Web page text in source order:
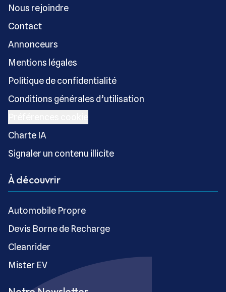
Nous rejoindre
Contact
Annonceurs
Mentions légales
Politique de confidentialité
Conditions générales d’utilisation
Charte IA
Signaler un contenu illicite
À découvrir
Automobile Propre
Devis Borne de Recharge
Cleanrider
Mister EV